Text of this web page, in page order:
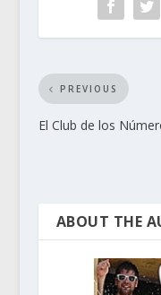
PREVIOUS
El Club de los
ABOUT THE